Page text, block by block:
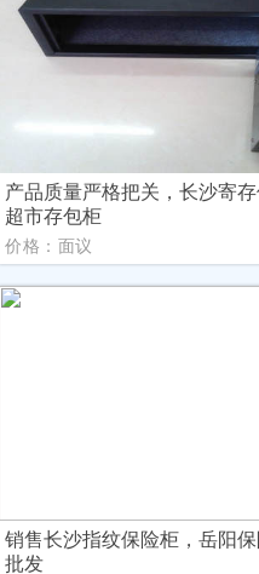
产品质量严格把关，长沙寄
超市存包柜
价格：面议
销售长沙指纹保险柜，岳阳
批发